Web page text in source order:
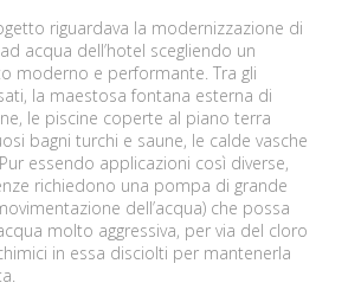
riguardava la modernizzazione di
acqua dell’hotel scegliendo un
moderno e performante. Tra gli
la maestosa fontana esterna di
le piscine coperte al piano terra
bagni turchi e saune, le calde vasche
essendo applicazioni così diverse,
richiedono una pompa di grande
dell’acqua) che possa
molto aggressiva, per via del cloro
in essa disciolti per mantenerla